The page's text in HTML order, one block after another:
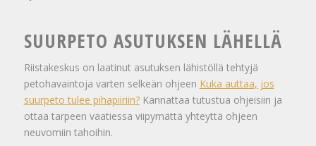
SUURPETO ASUTUKSEN LÄHELLÄ
Riistakeskus on laatinut asutuksen lähistöllä tehtyjä
petohavaintoja varten selkeän ohjeen Kuka auttaa, jos
suurpeto tulee pihapiiriin?Kannattaa tutustua ohjeisiin ja
ottaa tarpeen vaatiessa viipymättä yhteyttä ohjeen
neuvomiin tahoihin.